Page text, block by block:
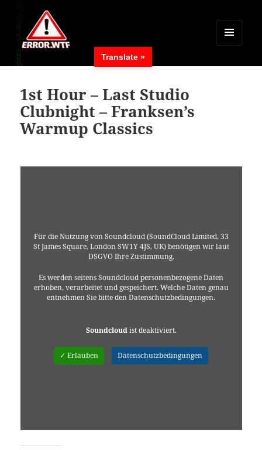
MENÜ
WIDGETS
1st Hour – Last Studio
Clubnight – Franksen’s
Warmup Classics
Für die Nutzung von Soundcloud (SoundCloud Limited, 33
St James Square, London SW1Y 4JS, UK) benötigen wir laut
DSGVO Ihre Zustimmung.
Es werden seitens Soundcloud personenbezogene Daten
erhoben, verarbeitet und gespeichert. Welche Daten genau
entnehmen Sie bitte den Datenschutzbedingungen.
Soundcloudist deaktiviert.
✓ Erlauben Datenschutzbedingungen
Translate »